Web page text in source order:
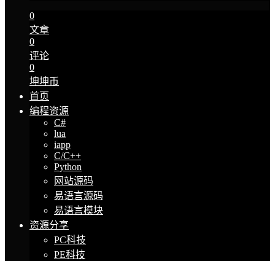
0
文章
0
评论
0
坤坤币
首页
编程资源
C#
lua
iapp
C/C++
Python
网站源码
易语言源码
易语言模块
资源分享
PC科技
PE科技